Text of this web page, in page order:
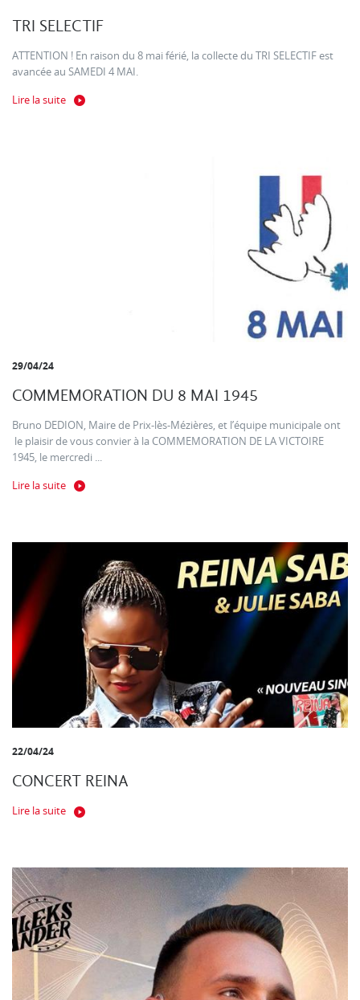
TRI SELECTIF
ATTENTION ! En raison du 8 mai férié, la collecte du TRI SELECTIF est
avancée au SAMEDI 4 MAI.
Lire la suite
29/04/24
COMMEMORATION DU 8 MAI 1945
Bruno DEDION, Maire de Prix-lès-Mézières, et l’équipe municipale ont
le plaisir de vous convier à la COMMEMORATION DE LA VICTOIRE
1945, le mercredi ...
Lire la suite
22/04/24
CONCERT REINA
Lire la suite